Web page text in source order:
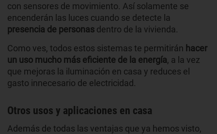
con sensores de movimiento. Así solamente se
encenderán las luces cuando se detecte la
presencia de personas dentro de la vivienda.
Como ves, todos estos sistemas te permitirán hacer
un uso mucho más eficiente de la energía, a la vez
que mejoras la iluminación en casa y reduces el
gasto innecesario de electricidad.
Otros usos y aplicaciones en casa
Además de todas las ventajas que ya hemos visto,